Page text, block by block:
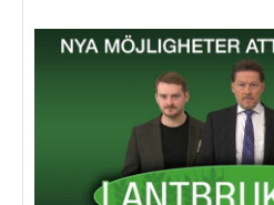
fältdagar.